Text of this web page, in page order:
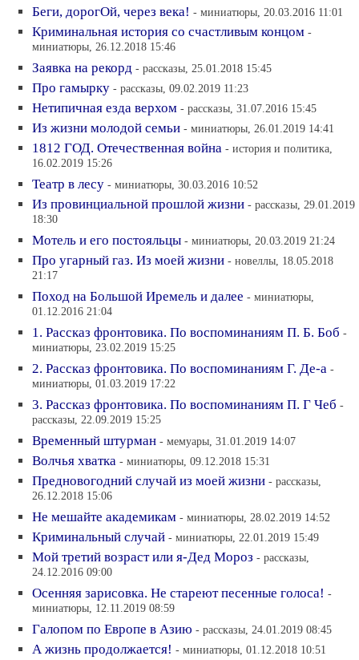
Беги, дорогОй, через века! - миниатюры, 20.03.2016 11:01
Криминальная история со счастливым концом -
миниатюры, 26.12.2018 15:46
Заявка на рекорд - рассказы, 25.01.2018 15:45
Про гамырку - рассказы, 09.02.2019 11:23
Нетипичная езда верхом - рассказы, 31.07.2016 15:45
Из жизни молодой семьи - миниатюры, 26.01.2019 14:41
1812 ГОД. Отечественная война - история и политика,
16.02.2019 15:26
Театр в лесу - миниатюры, 30.03.2016 10:52
Из провинциальной прошлой жизни - рассказы, 29.01.2019
18:30
Мотель и его постояльцы - миниатюры, 20.03.2019 21:24
Про угарный газ. Из моей жизни - новеллы, 18.05.2018
21:17
Поход на Большой Иремель и далее - миниатюры,
01.12.2016 21:04
1. Рассказ фронтовика. По воспоминаниям П. Б. Боб -
миниатюры, 23.02.2019 15:25
2. Рассказ фронтовика. По воспоминаниям Г. Де-а -
миниатюры, 01.03.2019 17:22
3. Рассказ фронтовика. По воспоминаниям П. Г Чеб -
рассказы, 22.09.2019 15:25
Временный штурман - мемуары, 31.01.2019 14:07
Волчья хватка - миниатюры, 09.12.2018 15:31
Предновогодний случай из моей жизни - рассказы,
26.12.2018 15:06
Не мешайте академикам - миниатюры, 28.02.2019 14:52
Криминальный случай - миниатюры, 22.01.2019 15:49
Мой третий возраст или я-Дед Мороз - рассказы,
24.12.2016 09:00
Осенняя зарисовка. Не стареют песенные голоса! -
миниатюры, 12.11.2019 08:59
Галопом по Европе в Азию - рассказы, 24.01.2019 08:45
А жизнь продолжается! - миниатюры, 01.12.2018 10:51